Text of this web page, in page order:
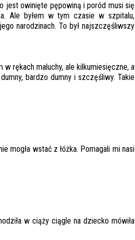
jest owinięte pępowiną i poród musi się
Ale byłem w tym czasie w szpitalu,
narodzinach. To był najszczęśliwszy
w rękach maluchy, ale kilkumiesięczne, a
bardzo dumny i szczęśliwy. Takie
mogła wstać z łóżka. Pomagali mi nasi
w ciąży ciągle na dziecko mówiła